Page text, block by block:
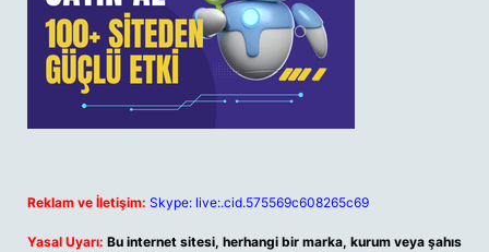
Reklam ve İletişim: Skype: live:.cid.575569c608265c69
Yasal Uyarı: Bu internet sitesi, herhangi bir marka, kurum veya şahıs